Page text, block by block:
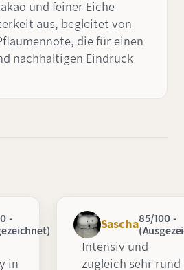
und feiner Eiche
aus, begleitet von
die für einen
nachhaltigen Eindruck
-
in
Sascha85/100 -
Intensiv und
zugleich sehr rund